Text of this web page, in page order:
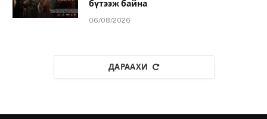
бүтээж байна
06/08/2026
ДАРААХИ